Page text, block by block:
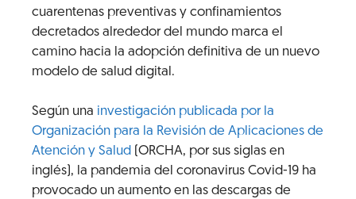
cuarentenas preventivas y confinamientos
decretados alrededor del mundo marca el
camino hacia la adopción definitiva de un nuevo
modelo de salud digital.
Según una investigación publicada por la
Organización para la Revisión de Aplicaciones de
Atención y Salud
(ORCHA, por sus siglas en
inglés), la pandemia del coronavirus Covid-19 ha
provocado un aumento en las descargas de